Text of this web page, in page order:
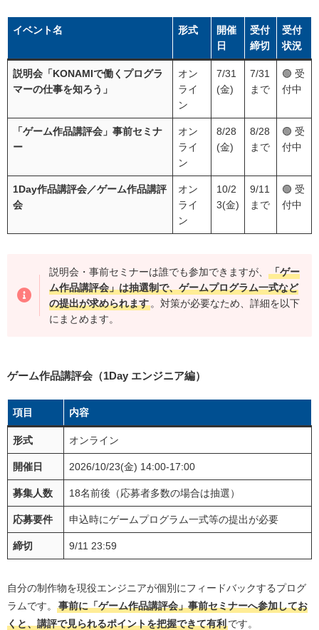
イベント名 形式
開催
日
受付
締切
受付
状況
説明会「KONAMIで働くプログラ
マーの仕事を知ろう」
オン
ライ
ン
7/31
(金)
7/31
まで
🟢 受
付中
「ゲーム作品講評会」事前セミナ
ー
オン
ライ
ン
8/28
(金)
8/28
まで
🟢 受
付中
1Day作品講評会／ゲーム作品講評
会
オン
ライ
ン
10/2
3(金)
9/11
まで
🟢 受
付中
説明会・事前セミナーは誰でも参加できますが、「ゲー
ム作品講評会」は抽選制で、ゲームプログラム一式など
の提出が求められます。対策が必要なため、詳細を以下
にまとめます。
ゲーム作品講評会（1Day エンジニア編）
項目 内容
形式 オンライン
開催日 2026/10/23(金) 14:00-17:00
募集人数 18名前後（応募者多数の場合は抽選）
応募要件 申込時にゲームプログラム一式等の提出が必要
締切 9/11 23:59
自分の制作物を現役エンジニアが個別にフィードバックするプログ
ラムです。
事前に「ゲーム作品講評会」事前セミナーへ参加してお
くと、講評で見られるポイントを把握できて有利です。